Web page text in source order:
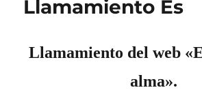
Llamamiento Es
Llamamiento del web
alma».